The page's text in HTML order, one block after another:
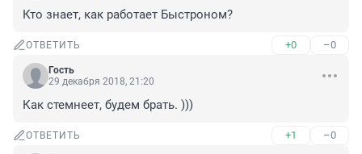
Кто знает, как работает Быстроном?
ОТВЕТИТЬ +0 –0
Гость
29 декабря 2018, 21:20
Как стемнеет, будем брать. )))
ОТВЕТИТЬ +1 –0